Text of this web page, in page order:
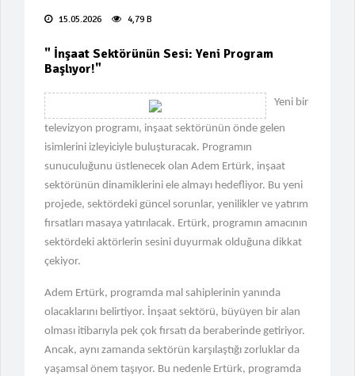
Yıl Heyecanı!"
Aile Hastalığı
"Fıtık Tedavisinde Kapalı Cerrahinin
Avantajları"
"Astrolog Mikaela Astro'dan
Manifest için kehanet!"
"Yerli Yapay Zeka ile Biyometrik
Değerlendirme"
"Çocuklar için Teknolojiyi Doğru
"Sevebilmek: Yücel’in Kitabı Nihayet
Yayınlandı!"
"Arda, Mahsun Kırmızıgül'ün
Şarkısını Seslendirdi"
15.05.2026 4,79 B
" İnşaat Sektörünün Sesi: Yeni Program
Başlıyor!"
Yeni bir
televizyon programı, inşaat sektörünün önde gelen
isimlerini izleyiciyle buluşturacak. Programın
sunuculuğunu üstlenecek olan Adem Ertürk, inşaat
sektörünün dinamiklerini ele almayı hedefliyor. Bu yeni
projede, sektördeki güncel sorunlar, yenilikler ve yatırım
fırsatları masaya yatırılacak. Ertürk, programın amacının
sektördeki aktörlerin sesini duyurmak olduğuna dikkat
çekiyor.
Adem Ertürk, programda mal sahiplerinin yanında
olacaklarını belirtiyor. İnşaat sektörü, büyüyen bir alan
olması itibarıyla pek çok fırsatı da beraberinde getiriyor.
Ancak, aynı zamanda sektörün karşılaştığı zorluklar da
yaşamsal önem taşıyor. Bu nedenle Ertürk, programda